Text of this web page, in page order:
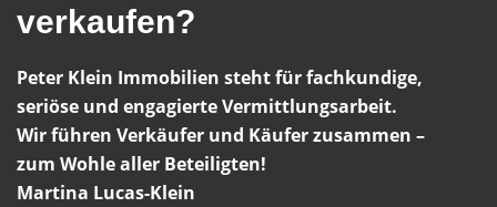
verkaufen?
Peter Klein Immobilien steht für fachkundige,
seriöse und engagierte Vermittlungsarbeit.
Wir führen Verkäufer und Käufer zusammen –
zum Wohle aller Beteiligten!
Martina Lucas-Klein